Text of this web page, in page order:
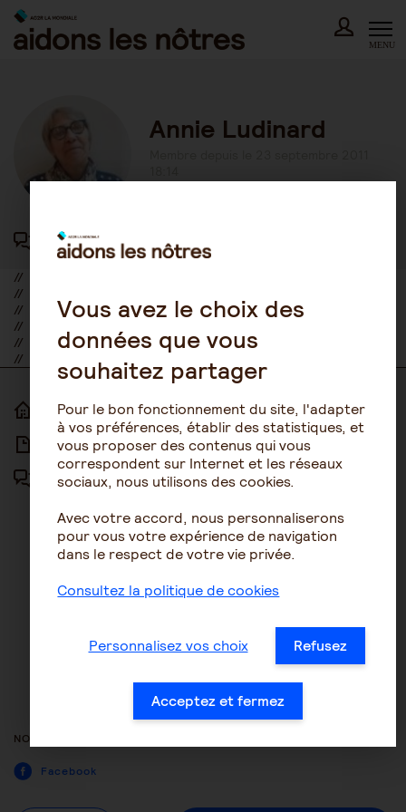
Skip
content
MENU
Annie Ludinard
417 participations au forum
//
//
//
//
//
//
ACCUEIL
ARTICLES
FORUM
ACCESSIBILITÉ
NOUS CONTACTER
MENTIONS LÉGALES
PLAN DU SITE
CONDITIONS GÉNÉRALES
GESTION DES COOKIES
ACCESSIBILITÉ : NON
CONFORME
NOUS SUIVRE
Facebook
Vous avez le choix des
données que vous
souhaitez partager
Pour le bon fonctionnement du site, l'adapter
à vos préférences, établir des statistiques, et
vous proposer des contenus qui vous
correspondent sur Internet et les réseaux
sociaux, nous utilisons des cookies.
Avec votre accord, nous personnaliserons
pour vous votre expérience de navigation
dans le respect de votre vie privée.
Consultez la politique de cookies
Personnalisez vos choix Refusez
Acceptez et fermez